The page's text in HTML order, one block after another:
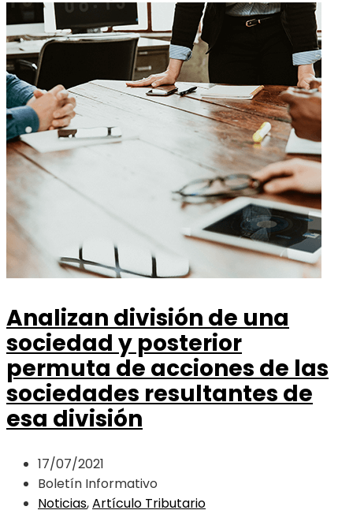
Analizan división de una
sociedad y posterior
permuta de acciones de las
sociedades resultantes de
esa división
17/07/2021
Boletín Informativo
Noticias,Artículo Tributario